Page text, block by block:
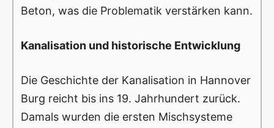
Beton, was die Problematik verstärken kann.
Kanalisation und historische Entwicklung
Die Geschichte der Kanalisation in Hannover
Burg reicht bis ins 19. Jahrhundert zurück.
Damals wurden die ersten Mischsysteme